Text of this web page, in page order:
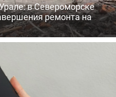
в Североморске
ремонта на